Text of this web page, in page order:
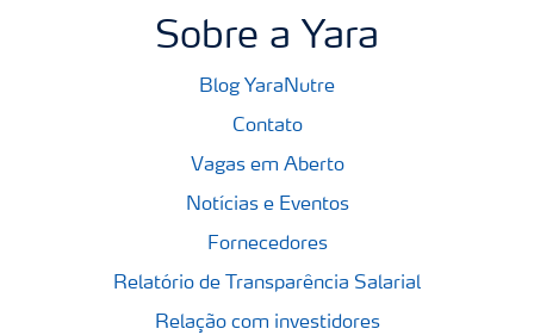
Sobre a Yara
Blog YaraNutre
Contato
Vagas em Aberto
Notícias e Eventos
Fornecedores
Relatório de Transparência Salarial
Relação com investidores